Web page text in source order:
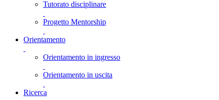
Tutorato disciplinare
Progetto Mentorship
Orientamento
Orientamento in ingresso
Orientamento in uscita
Ricerca